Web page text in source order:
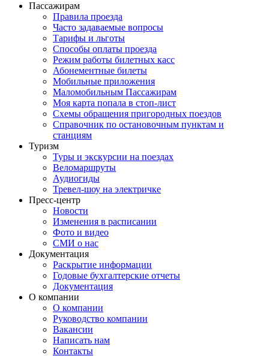
Пассажирам
Правила проезда
Часто задаваемые вопросы
Тарифы и льготы
Способы оплаты проезда
Режим работы билетных касс
Абонементные билеты
Мобильные приложения
Маломобильным Пассажирам
Моя карта попала в стоп-лист
Cхемы обращения пригородных поездов
Справочник по остановочным пунктам и
станциям
Туризм
Туры и экскурсии на поездах
Веломаршруты
Аудиогиды
Тревел-шоу на электричке
Пресс-центр
Новости
Изменения в расписании
Фото и видео
СМИ о нас
Документация
Раскрытие информации
Годовые бухгалтерские отчеты
Документация
О компании
О компании
Руководство компании
Вакансии
Написать нам
Контакты